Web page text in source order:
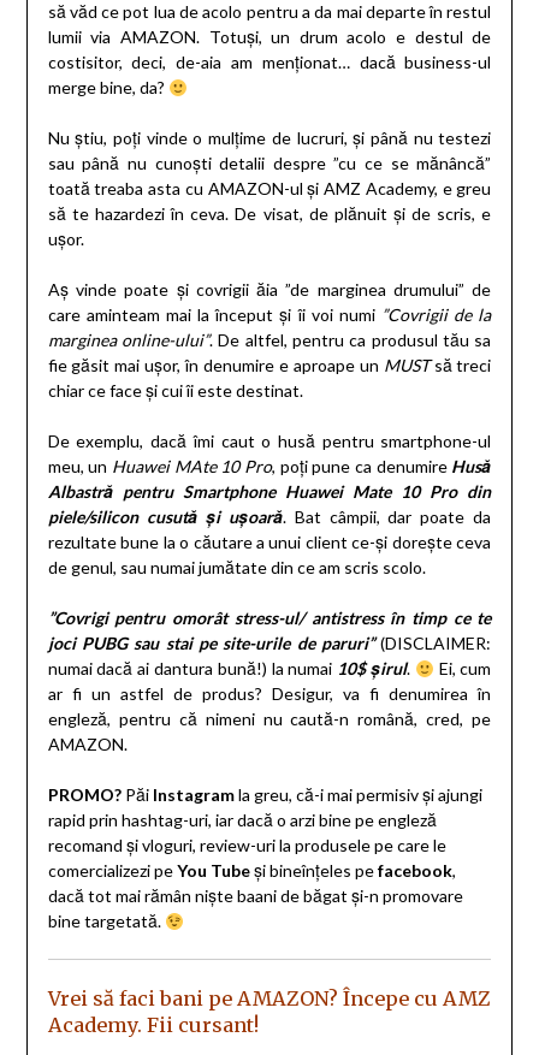
să văd ce pot lua de acolo pentru a da mai departe în restul
lumii via AMAZON. Totuși, un drum acolo e destul de
costisitor, deci, de-aia am menționat… dacă business-ul
merge bine, da?
Nu știu, poți vinde o mulțime de lucruri, și până nu testezi
sau până nu cunoști detalii despre ”cu ce se mănâncă”
toată treaba asta cu AMAZON-ul și AMZ Academy, e greu
să te hazardezi în ceva. De visat, de plănuit și de scris, e
ușor.
Aș vinde poate și covrigii ăia ”de marginea drumului” de
care aminteam mai la început și îi voi numi ”Covrigii de la
marginea online-ului”. De altfel, pentru ca produsul tău sa
fie găsit mai ușor, în denumire e aproape un MUSTsă treci
chiar ce face și cui îi este destinat.
De exemplu, dacă îmi caut o husă pentru smartphone-ul
meu, un Huawei MAte 10 Pro, poți pune ca denumire Husă
Albastră pentru Smartphone Huawei Mate 10 Pro din
piele/silicon cusută și ușoară. Bat câmpii, dar poate da
rezultate bune la o căutare a unui client ce-și dorește ceva
de genul, sau numai jumătate din ce am scris scolo.
”Covrigi pentru omorât stress-ul/ antistress în timp ce te
joci PUBG sau stai pe site-urile de paruri”(DISCLAIMER:
numai dacă ai dantura bună!) la numai 10$ șirul.
Ei, cum
ar fi un astfel de produs? Desigur, va fi denumirea în
engleză, pentru că nimeni nu caută-n română, cred, pe
AMAZON.
PROMO?Păi Instagramla greu, că-i mai permisiv și ajungi
rapid prin hashtag-uri, iar dacă o arzi bine pe engleză
recomand și vloguri, review-uri la produsele pe care le
comercializezi peYou Tubeși bineînțeles pefacebook,
dacă tot mai rămân niște baani de băgat și-n promovare
bine targetată.
Vrei să faci bani pe AMAZON? Începe cu AMZ
Academy. Fii cursant!